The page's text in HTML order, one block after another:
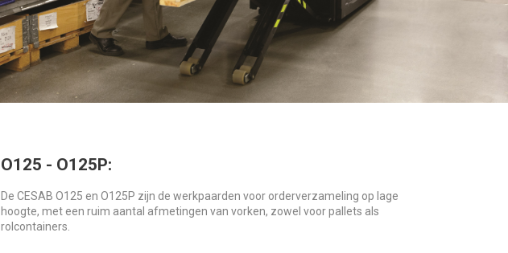
O125 - O125P:
De CESAB O125 en O125P zijn de werkpaarden voor orderverzameling op lage
hoogte, met een ruim aantal afmetingen van vorken, zowel voor pallets als
rolcontainers.